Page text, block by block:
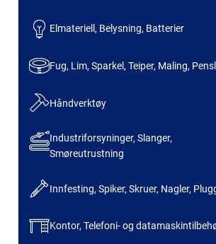
Elmateriell, Belysning, Batterier
Fug, Lim, Sparkel, Teiper, Maling,
Håndverktøy
Industriforsyninger, Slanger,
Smøreutrustning
Innfesting, Spiker, Skruer, Nagler,
Kontor, Telefoni- og